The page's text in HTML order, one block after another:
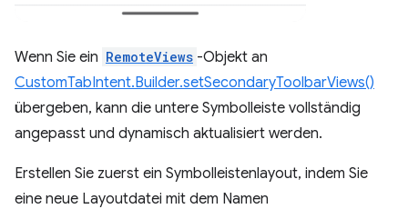
Wenn Sie ein RemoteViews -Objekt an
CustomTabIntent.Builder.setSecondaryToolbarViews()
übergeben, kann die untere Symbolleiste vollständig
angepasst und dynamisch aktualisiert werden.
Erstellen Sie zuerst ein Symbolleistenlayout, indem Sie
eine neue Layoutdatei mit dem Namen